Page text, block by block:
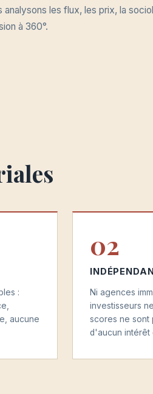
analysons les flux, les prix, la
à 360°.
:
aucune
02
Ni agences
investisseurs
scores ne sont
d'aucun intérêt